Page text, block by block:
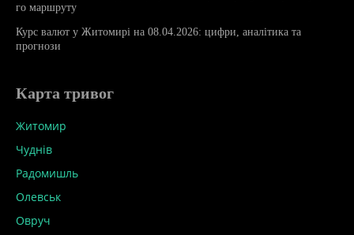
го маршруту
Курс валют у Житомирі на 08.04.2026: цифри, аналітика та
прогнози
Карта тривог
Житомир
Чуднів
Радомишль
Олевськ
Овруч